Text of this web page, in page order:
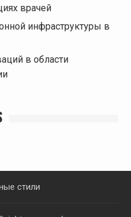
врачей
инфраструктуры в
в области
стили